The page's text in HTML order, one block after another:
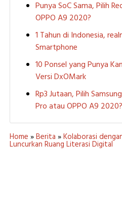
Punya SoC Sama, Pilih
OPPO A9 2020?
1 Tahun di Indonesia,
Smartphone
10 Ponsel yang Punya
Versi DxOMark
Rp3 Jutaan, Pilih
Pro atau OPPO A9 2020?
Home »Berita »Kolaborasi
Luncurkan Ruang Literasi Digital